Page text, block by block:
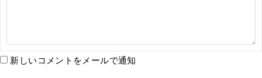
新しいコメントをメールで通知